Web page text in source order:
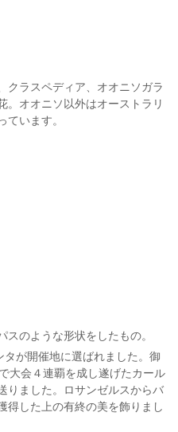
クラスペディア、オオニソガラ
。オオニソ以外はオーストラリ
います。
のような形状をしたもの。
が開催地に選ばれました。御
大会４連覇を成し遂げたカール
りました。ロサンゼルスからバ
得した上の有終の美を飾りまし